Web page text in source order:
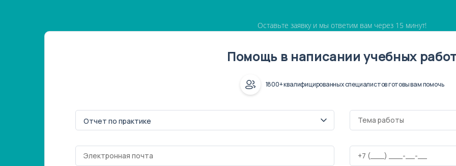
Оставьте заявку и мы ответим вам через 15 минут!
Помощь в написании учебных
1800+ квалифицированных специалистов готовы вам помочь